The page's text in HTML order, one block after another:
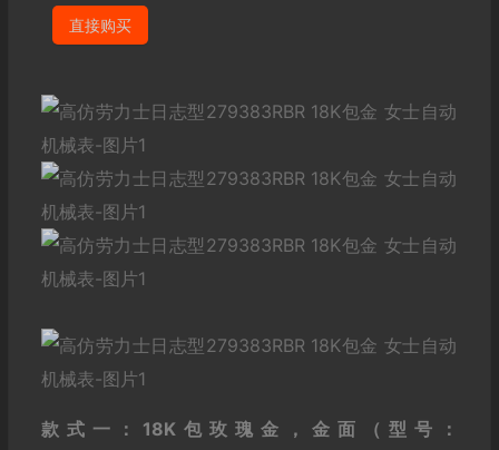
直接购买
款式一：18K包玫瑰金，金面（型号：